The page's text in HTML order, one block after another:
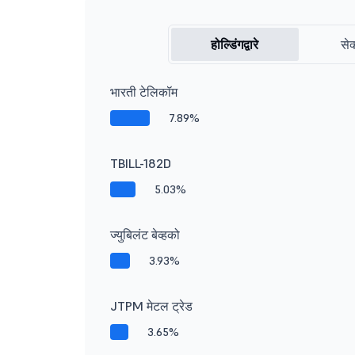
होल्डिंगद्वारे
भारती टेलिकॉम
7.89%
TBILL-182D
5.03%
ज्युबिलंट बेव्हको
3.93%
JTPM मेटल ट्रेड
3.65%